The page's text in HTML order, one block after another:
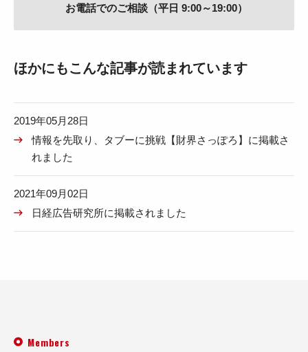
お電話でのご相談（平日 9:00～19:00）
ほかにもこんな記事が読まれています
2019年05月28日
情報を先取り、タブーに挑戦【財界さっぽろ】に掲載さ
れました
2021年09月02日
日経広告研究所に掲載されました
Members